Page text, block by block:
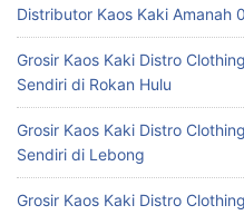
Distributor Kaos Kaki Amanah
Grosir Kaos Kaki Distro
Sendiri di Rokan Hulu
Grosir Kaos Kaki Distro
Sendiri di Lebong
Grosir Kaos Kaki Distro